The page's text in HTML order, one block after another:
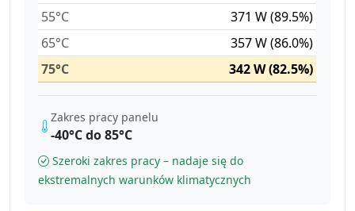
55°C
371 W (89.5%)
65°C
357 W (86.0%)
75°C
342 W (82.5%)
Zakres pracy panelu
-40°C do 85°C
Szeroki zakres pracy – nadaje się do
ekstremalnych warunków klimatycznych